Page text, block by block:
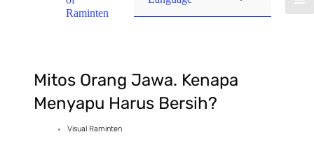
Raminten
Mitos Orang Jawa. Kenapa
Menyapu Harus Bersih?
Visual Raminten